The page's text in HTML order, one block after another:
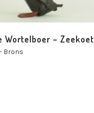
Wortelboer – Zeekoet
- Brons